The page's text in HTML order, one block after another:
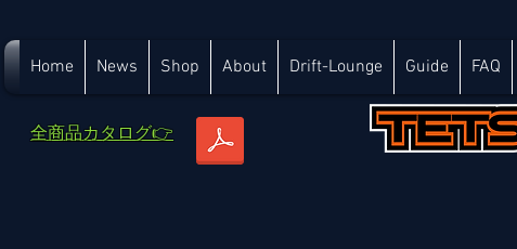
Home News Shop About Drift-Lounge Guide FAQ
​全商品カタログ👉